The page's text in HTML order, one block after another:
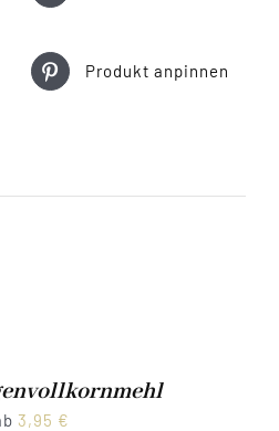
Produkt anpinnen
3,95 €